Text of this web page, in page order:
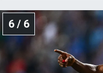
6 / 6